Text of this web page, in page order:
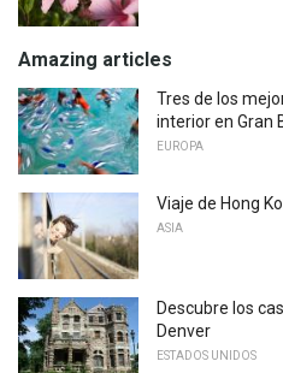
Amazing articles
Tres de los
interior en Gran
EUROPA
Viaje de Hong
ASIA
Descubre los
Denver
ESTADOS UNIDOS